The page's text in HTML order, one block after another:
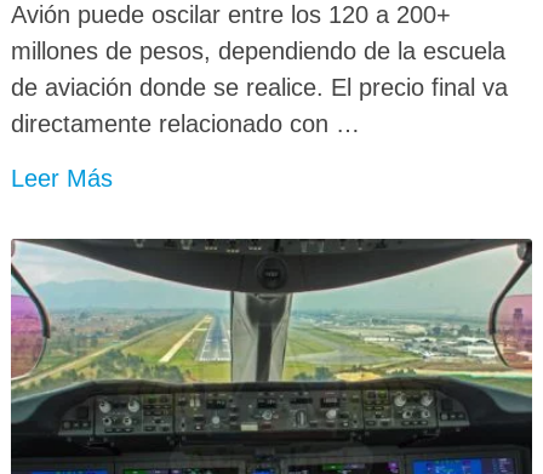
Avión puede oscilar entre los 120 a 200+
millones de pesos, dependiendo de la escuela
de aviación donde se realice. El precio final va
directamente relacionado con …
Leer Más